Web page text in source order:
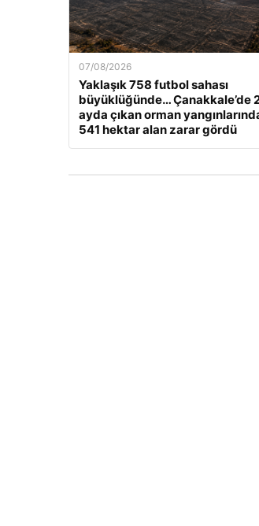
07/08/2026
Yaklaşık 758 futbol sahası
büyüklüğünde… Çanakkale’de
ayda çıkan orman
541 hektar alan zarar gördü